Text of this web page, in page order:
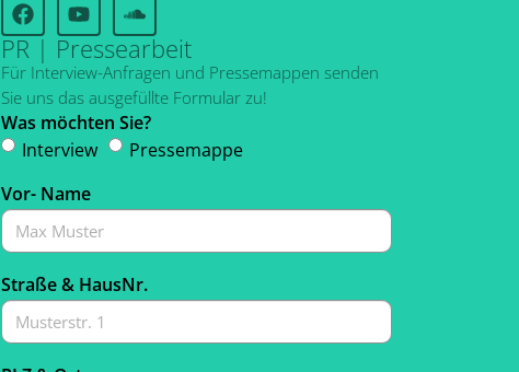
PR | Pressearbeit
Für Interview-Anfragen und Pressemappen senden
Sie uns das ausgefüllte Formular zu!
Was möchten Sie?
Interview
Pressemappe
Vor- Name
Straße & HausNr.